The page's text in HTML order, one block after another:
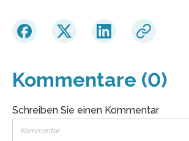
Kommentare (0)
Schreiben Sie einen Kommentar